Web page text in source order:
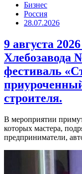
Бизнес
Россия
28.07.2026
9 августа
Хлебозавода
фестиваль
строителя.
В мероприятии
которых мастера,
предприниматели,